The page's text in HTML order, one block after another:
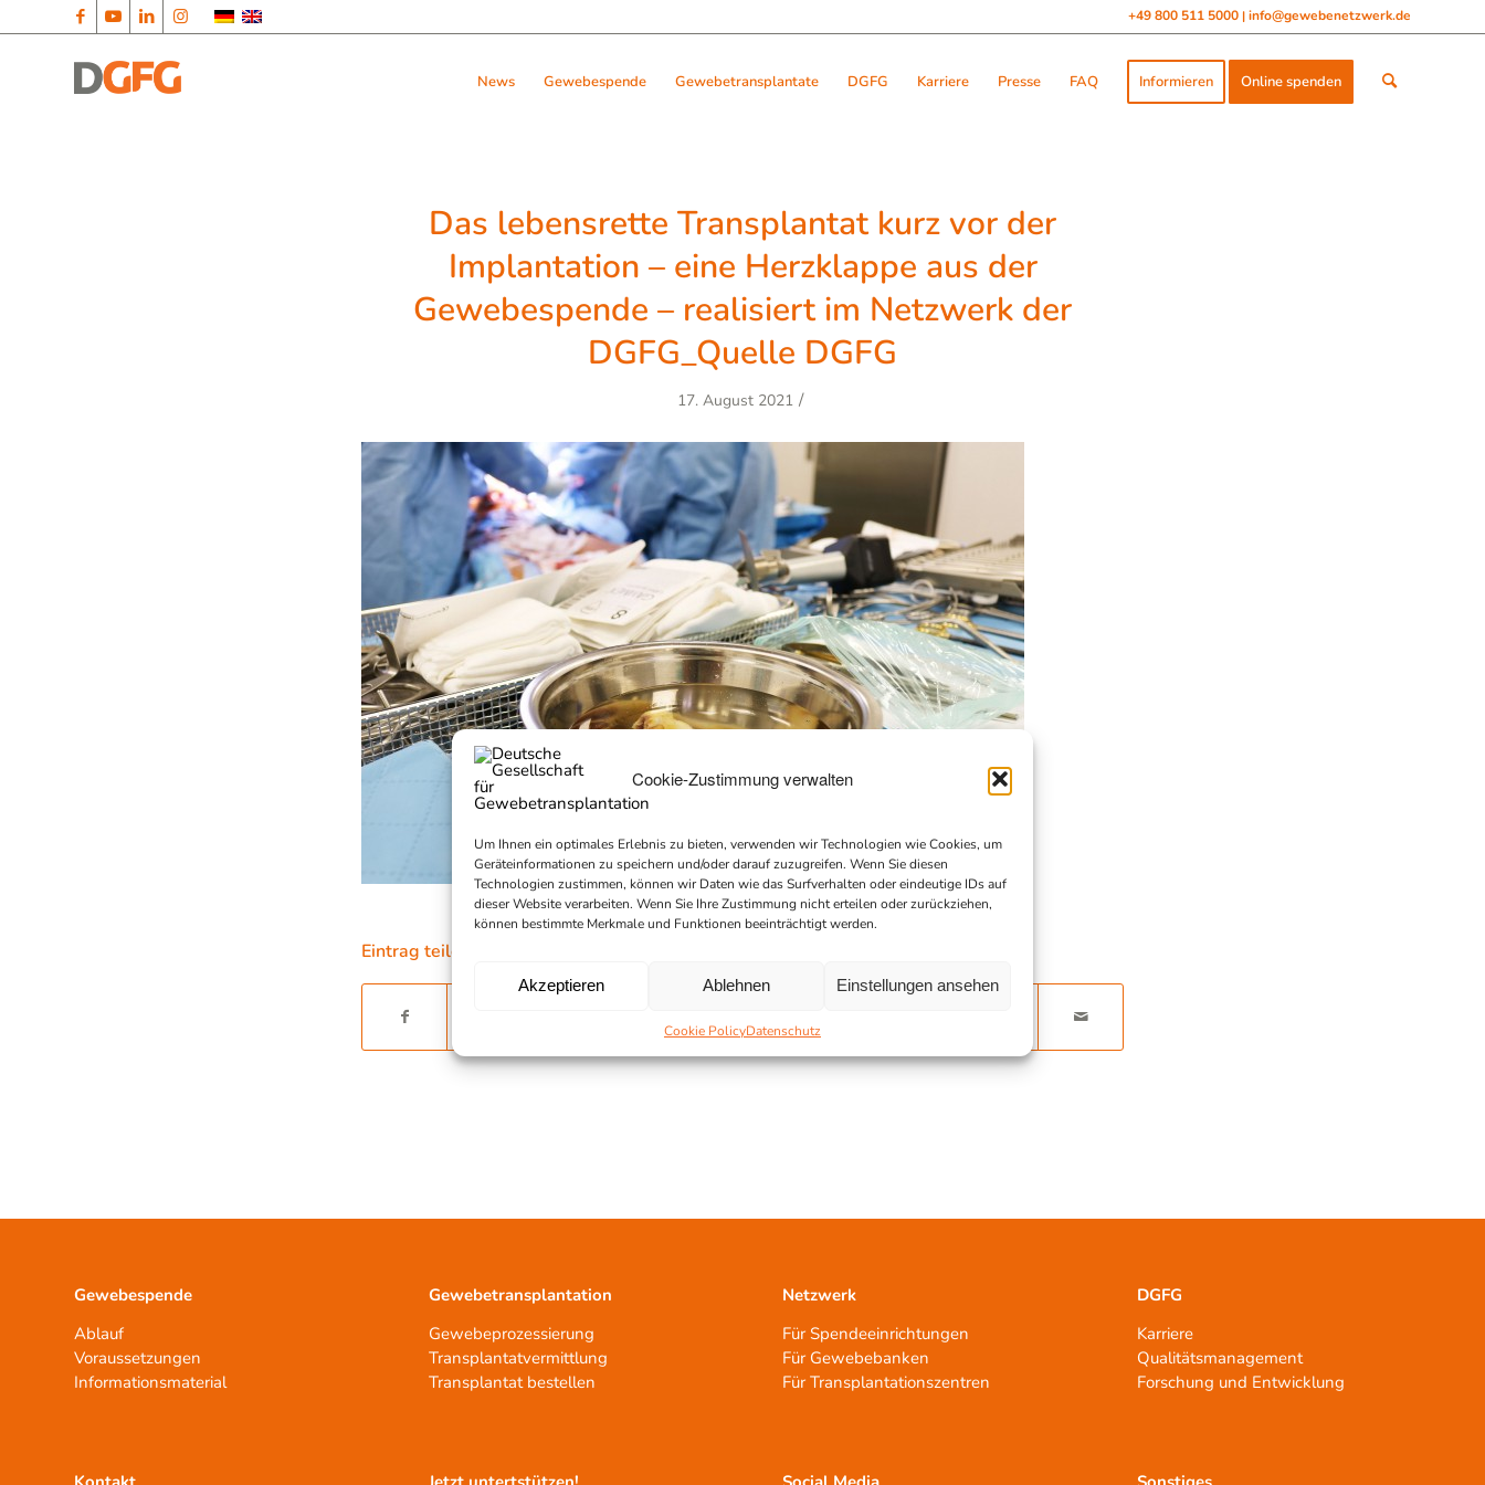
Cookie-Zustimmung verwalten
Um Ihnen ein optimales Erlebnis zu bieten, verwenden wir Technologien wie Cookies, um
Geräteinformationen zu speichern und/oder darauf zuzugreifen. Wenn Sie diesen
Technologien zustimmen, können wir Daten wie das Surfverhalten oder eindeutige IDs auf
dieser Website verarbeiten. Wenn Sie Ihre Zustimmung nicht erteilen oder zurückziehen,
können bestimmte Merkmale und Funktionen beeinträchtigt werden.
Akzeptieren Ablehnen Einstellungen ansehen
Cookie PolicyDatenschutz
+49 800 511 5000 | info@gewebenetzwerk.de
News Gewebespende Gewebetransplantate DGFG Karriere Presse FAQ Informieren Online spenden
Das lebensrette Transplantat kurz vor der
Implantation – eine Herzklappe aus der
Gewebespende – realisiert im Netzwerk der
DGFG_Quelle DGFG
17. August 2021 /
Eintrag teilen
Gewebespende
Ablauf
Voraussetzungen
Informationsmaterial
Gewebetransplantation
Gewebeprozessierung
Transplantatvermittlung
Transplantat bestellen
Netzwerk
Für Spendeeinrichtungen
Für Gewebebanken
Für Transplantationszentren
DGFG
Karriere
Qualitätsmanagement
Forschung und Entwicklung